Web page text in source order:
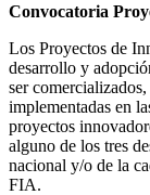
Convocatoria
Los Proyectos de
desarrollo y
ser
implementadas en
proyectos
alguno de los tres
nacional y/o de la
FIA.